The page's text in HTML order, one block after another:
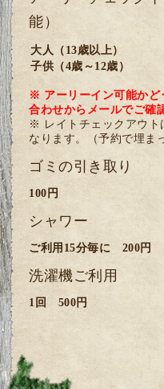
能）
大人（13歳以上）
子供（4歳～12歳）
※ アーリーイン可能かど
合わせからメールでご確
※ レイトチェックアウト
なります。（予約で埋ま
ゴミの引き取り
100円
シャワー
ご利用15分毎に 200円
洗濯機ご利用
1回 500円